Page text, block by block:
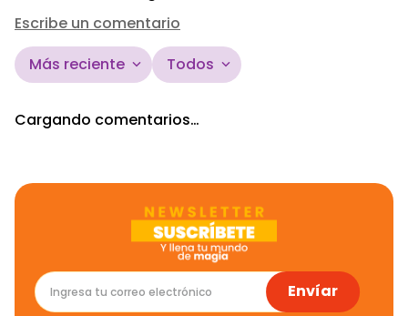
Escribe un comentario
Califica el producto de 1 a 5 estrellas
★★
Más reciente Todos
Cargando comentarios…
Envíar